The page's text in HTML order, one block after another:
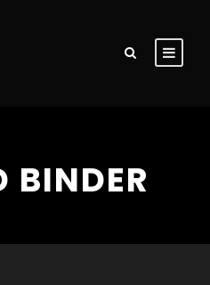
BINDER